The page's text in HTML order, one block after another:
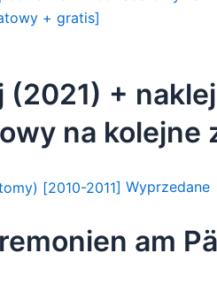
+
na kolejne
Wyprzedane
am